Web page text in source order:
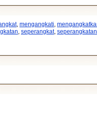
, mengangkati
seperangkat, seperangkatan